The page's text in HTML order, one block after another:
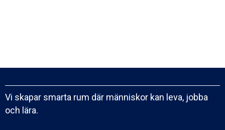
Vi skapar smarta rum där människor kan leva, jobba
och lära.